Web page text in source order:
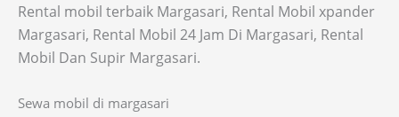
Rental mobil terbaik Margasari, Rental Mobil xpander
Margasari, Rental Mobil 24 Jam Di Margasari, Rental
Mobil Dan Supir Margasari.
Sewa mobil di margasari